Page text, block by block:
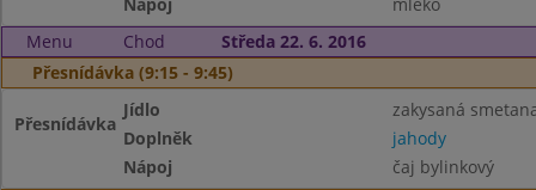
Menu
Chod
Středa 22. 6. 2016
Přesnídávka (9:15 - 9:45)
Přesnídávka
Jídlo
zakysaná
Doplněk
jahody
Nápoj
čaj bylinkový